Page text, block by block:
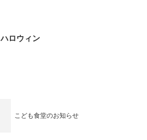
ハロウィン
こども食堂のお知らせ